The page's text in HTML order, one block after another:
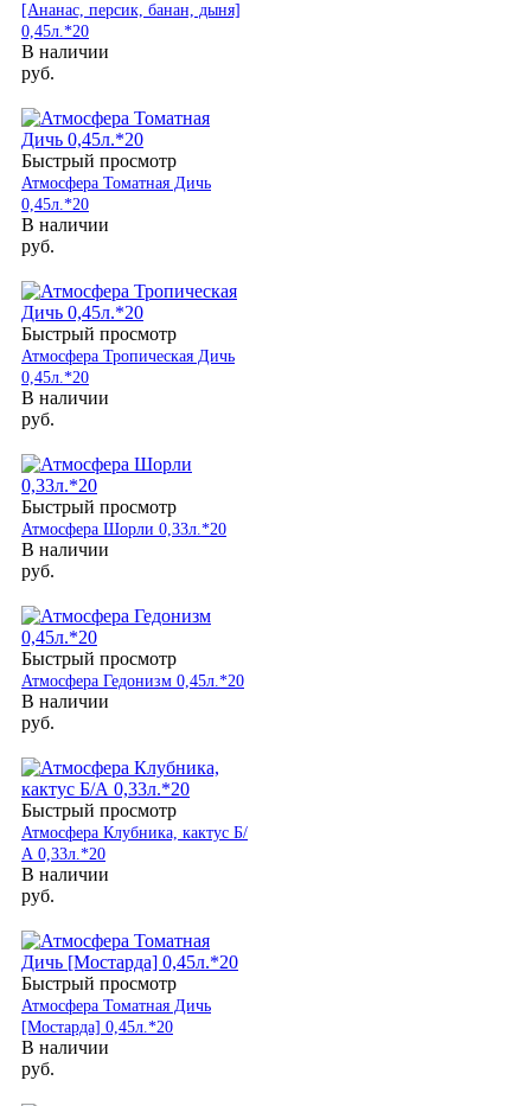
[Ананас, персик, банан, дыня]
0,45л.*20
В наличии
руб.
Быстрый просмотр
Атмосфера Томатная Дичь
0,45л.*20
В наличии
руб.
Быстрый просмотр
Атмосфера Тропическая Дичь
0,45л.*20
В наличии
руб.
Быстрый просмотр
Атмосфера Шорли 0,33л.*20
В наличии
руб.
Быстрый просмотр
Атмосфера Гедонизм 0,45л.*20
В наличии
руб.
Быстрый просмотр
Атмосфера Клубника, кактус Б/
А 0,33л.*20
В наличии
руб.
Быстрый просмотр
Атмосфера Томатная Дичь
[Мостарда] 0,45л.*20
В наличии
руб.